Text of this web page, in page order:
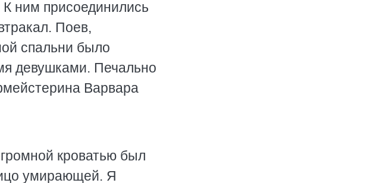
ним присоединились
Поев,
спальни было
девушками. Печально
Варвара
кроватью был
умирающей. Я